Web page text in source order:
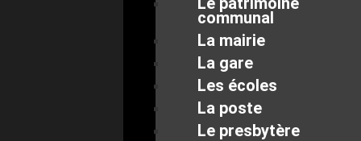
communal
La mairie
La gare
Les écoles
La poste
Le presbytère